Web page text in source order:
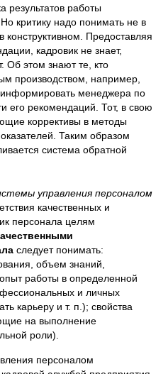
результатов работы
критику надо понимать не в
Предоставляя
кадровик не знает,
Об этом знают те, кто
производством, например,
менеджера по
его рекомендаций. Тот, в свою
коррективы в методы
Таким образом
система обратной
управления персоналом
качественных и
персонала целям
следует понимать:
объем знаний,
работы в определенной
и личных
карьеру и т. п.); свойства
на выполнение
роли).
персоналом